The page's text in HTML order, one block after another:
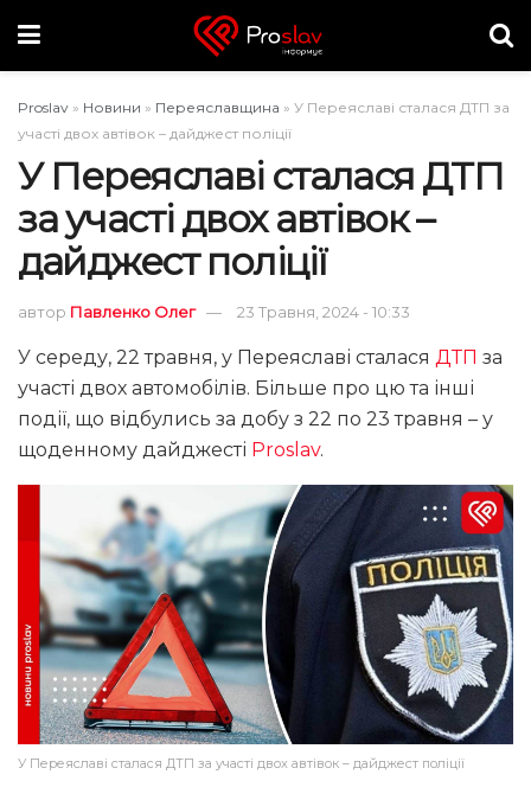
Proslav » Новини » Переяславщина » У Переяславі сталася ДТП за
участі двох автівок – дайджест поліції
У Переяславі сталася ДТП
за участі двох автівок –
дайджест поліції
автор Павленко Олег 23 Травня, 2024 - 10:33
У середу, 22 травня, у Переяславі сталася ДТП за
участі двох автомобілів. Більше про цю та інші
події, що відбулись за добу з 22 по 23 травня – у
щоденному дайджесті Proslav.
У Переяславі сталася ДТП за участі двох автівок – дайджест поліції